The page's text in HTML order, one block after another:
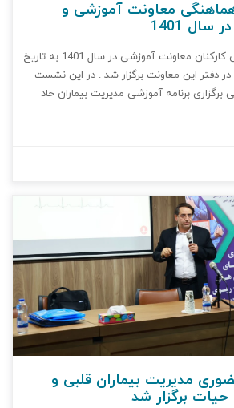
معاونت آموزشی و
1401
سومین نشست هماهنگی کارکنان معاونت آموزشی در سال 1401 به تاریخ
ماه در دفتر این معاونت برگزار شد . در این نشست
برنامه آموزشی مدیریت بیماران حاد
یافته و گواهی حضور در برنامه هماهنگی
تصمیمات لازم جهت هماهنگی دبیران علمی و
برنامه ها مورد تاکید مجدد قرار گرفت و
امر مورد بررسی مجدد قرار گیرد.
مدیریت بیماران قلبی و
برگزار شد